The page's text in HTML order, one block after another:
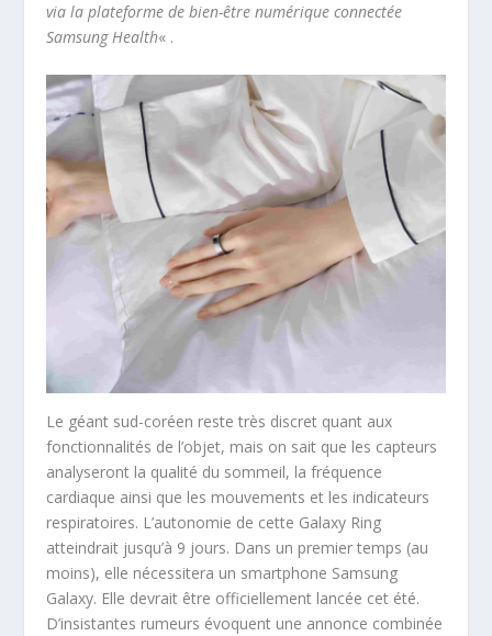
via la plateforme de bien-être numérique connectée
Samsung Health« .
Le géant sud-coréen reste très discret quant aux
fonctionnalités de l’objet, mais on sait que les capteurs
analyseront la qualité du sommeil, la fréquence
cardiaque ainsi que les mouvements et les indicateurs
respiratoires. L’autonomie de cette Galaxy Ring
atteindrait jusqu’à 9 jours. Dans un premier temps (au
moins), elle nécessitera un smartphone Samsung
Galaxy. Elle devrait être officiellement lancée cet été.
D’insistantes rumeurs évoquent une annonce combinée